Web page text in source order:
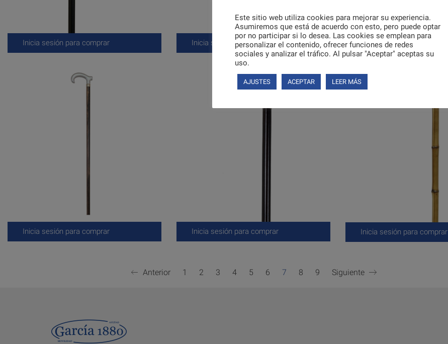
Inicia sesión para comprar Inicia sesión para comprar Inicia sesión para comprar
Inicia sesión para comprar Inicia sesión para comprar Inicia sesión para comprar
Anterior 1 2 3 4 5 6 7 8 9 Siguiente
Este sitio web utiliza cookies para mejorar su experiencia.
Asumiremos que está de acuerdo con esto, pero puede optar
por no participar si lo desea. Las cookies se emplean para
personalizar el contenido, ofrecer funciones de redes
sociales y analizar el tráfico. Al pulsar "Aceptar" aceptas su
uso.
AJUSTES ACEPTAR LEER MÁS